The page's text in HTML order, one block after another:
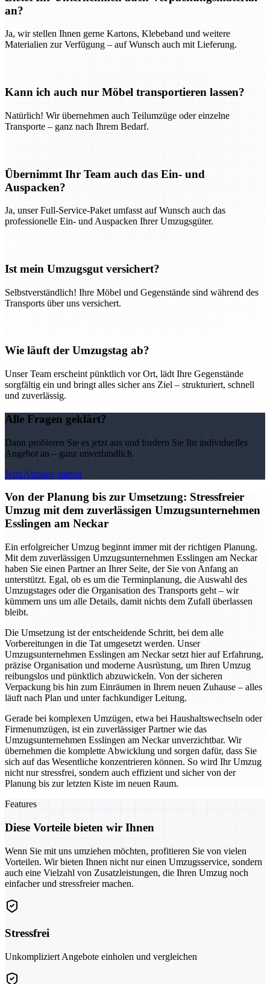
an?
Ja, wir stellen Ihnen gerne Kartons, Klebeband und weitere
Materialien zur Verfügung – auf Wunsch auch mit Lieferung.
Kann ich auch nur Möbel transportieren lassen?
Natürlich! Wir übernehmen auch Teilumzüge oder einzelne
Transporte – ganz nach Ihrem Bedarf.
Übernimmt Ihr Team auch das Ein- und
Auspacken?
Ja, unser Full-Service-Paket umfasst auf Wunsch auch das
professionelle Ein- und Auspacken Ihrer Umzugsgüter.
Ist mein Umzugsgut versichert?
Selbstverständlich! Ihre Möbel und Gegenstände sind während des
Transports über uns versichert.
Wie läuft der Umzugstag ab?
Unser Team erscheint pünktlich vor Ort, lädt Ihre Gegenstände
sorgfältig ein und bringt alles sicher ans Ziel – strukturiert, schnell
und zuverlässig.
Alle Fragen geklärt?
Dann probieren Sie es jetzt aus und fordern Sie Ihr individuelles
Angebot an – ganz unverbindlich.
Jetzt Anfrage starten
Von der Planung bis zur Umsetzung: Stressfreier
Umzug mit dem zuverlässigen Umzugsunternehmen
Esslingen am Neckar
Ein erfolgreicher Umzug beginnt immer mit der richtigen Planung.
Mit dem zuverlässigen Umzugsunternehmen Esslingen am Neckar
haben Sie einen Partner an Ihrer Seite, der Sie von Anfang an
unterstützt. Egal, ob es um die Terminplanung, die Auswahl des
Umzugstages oder die Organisation des Transports geht – wir
kümmern uns um alle Details, damit nichts dem Zufall überlassen
bleibt.
Die Umsetzung ist der entscheidende Schritt, bei dem alle
Vorbereitungen in die Tat umgesetzt werden. Unser
Umzugsunternehmen Esslingen am Neckar setzt hier auf Erfahrung,
präzise Organisation und moderne Ausrüstung, um Ihren Umzug
reibungslos und pünktlich abzuwickeln. Von der sicheren
Verpackung bis hin zum Einräumen in Ihrem neuen Zuhause – alles
läuft nach Plan und unter fachkundiger Leitung.
Gerade bei komplexen Umzügen, etwa bei Haushaltswechseln oder
Firmenumzügen, ist ein zuverlässiger Partner wie das
Umzugsunternehmen Esslingen am Neckar unverzichtbar. Wir
übernehmen die komplette Abwicklung und sorgen dafür, dass Sie
sich auf das Wesentliche konzentrieren können. So wird Ihr Umzug
nicht nur stressfrei, sondern auch effizient und sicher von der
Planung bis zur letzten Kiste im neuen Raum.
Features
Diese Vorteile bieten wir Ihnen
Wenn Sie mit uns umziehen möchten, profitieren Sie von vielen
Vorteilen. Wir bieten Ihnen nicht nur einen Umzugsservice, sondern
auch eine Vielzahl von Zusatzleistungen, die Ihren Umzug noch
einfacher und stressfreier machen.
Stressfrei
Unkompliziert Angebote einholen und vergleichen